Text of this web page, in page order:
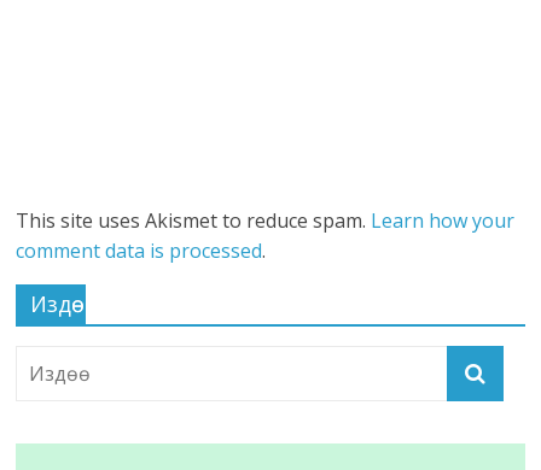
This site uses Akismet to reduce spam. Learn how your
comment data is processed.
Издөө